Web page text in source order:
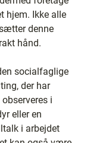
hjem. Ikke alle
denne
hånd.
socialfaglige
der har
i
eller en
i arbejdet